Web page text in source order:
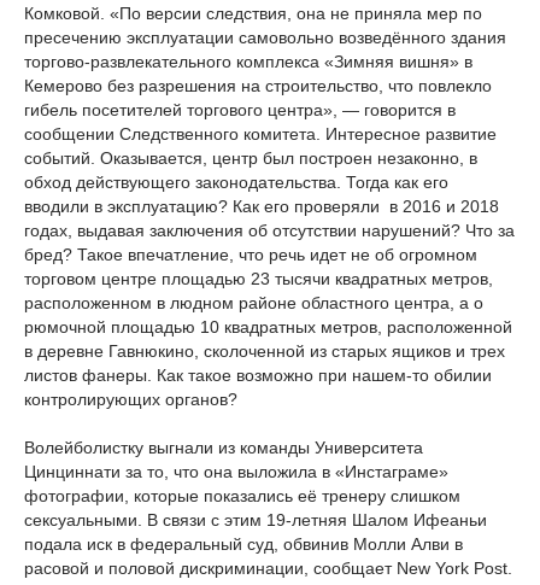
Комковой. «По версии следствия, она не приняла мер по
пресечению эксплуатации самовольно возведённого здания
торгово-развлекательного комплекса «Зимняя вишня» в
Кемерово без разрешения на строительство, что повлекло
гибель посетителей торгового центра», — говорится в
сообщении Следственного комитета. Интересное развитие
событий. Оказывается, центр был построен незаконно, в
обход действующего законодательства. Тогда как его
вводили в эксплуатацию? Как его проверяли в 2016 и 2018
годах, выдавая заключения об отсутствии нарушений? Что за
бред? Такое впечатление, что речь идет не об огромном
торговом центре площадью 23 тысячи квадратных метров,
расположенном в людном районе областного центра, а о
рюмочной площадью 10 квадратных метров, расположенной
в деревне Гавнюкино, сколоченной из старых ящиков и трех
листов фанеры. Как такое возможно при нашем-то обилии
контролирующих органов?
Волейболистку выгнали из команды Университета
Цинциннати за то, что она выложила в «Инстаграме»
фотографии, которые показались её тренеру слишком
сексуальными. В связи с этим 19-летняя Шалом Ифеаньи
подала иск в федеральный суд, обвинив Молли Алви в
расовой и половой дискриминации, сообщает New York Post.